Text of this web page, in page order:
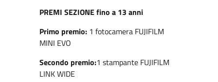
PREMI SEZIONE fino a 13 anni
Primo premio:1 fotocamera FUJIFILM
MINI EVO
Secondo premio:1 stampante FUJIFILM
LINK WIDE